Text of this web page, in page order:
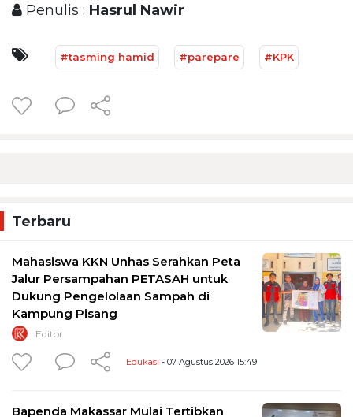
Penulis : Hasrul Nawir
#tasming hamid #parepare #KPK
Terbaru
Mahasiswa KKN Unhas Serahkan Peta
Jalur Persampahan PETASAH untuk
Dukung Pengelolaan Sampah di
Kampung Pisang
Editor
Edukasi - 07 Agustus 2026 15:49
Bapenda Makassar Mulai Tertibkan